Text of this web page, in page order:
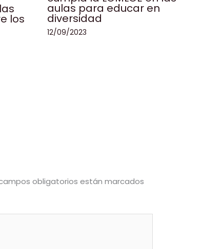
los
aulas para educar en
diversidad
12/09/2023
obligatorios están marcados